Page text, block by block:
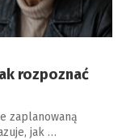
rozpoznać
zaplanowaną
jak …